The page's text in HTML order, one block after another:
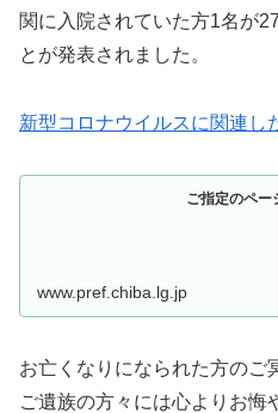
関に入院されていた方1名が
とが発表されました。
新型コロナウイルスに関連し
ご指定のペー
www.pref.chiba.lg.jp
お亡くなりになられた方のご
ご遺族の方々には心よりお悔